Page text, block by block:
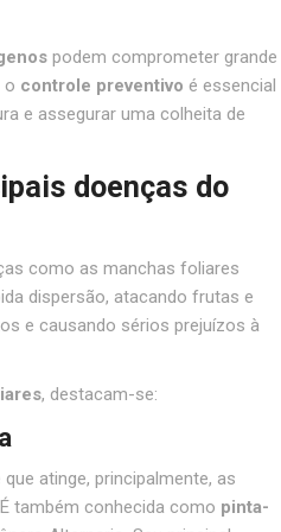
podem comprometer grande
o controle preventivo é essencial
e assegurar uma colheita de
doenças do
como as manchas foliares
dispersão, atacando frutas e
e causando sérios prejuízos à
, destacam-se:
atinge, principalmente, as
também conhecida como pinta-